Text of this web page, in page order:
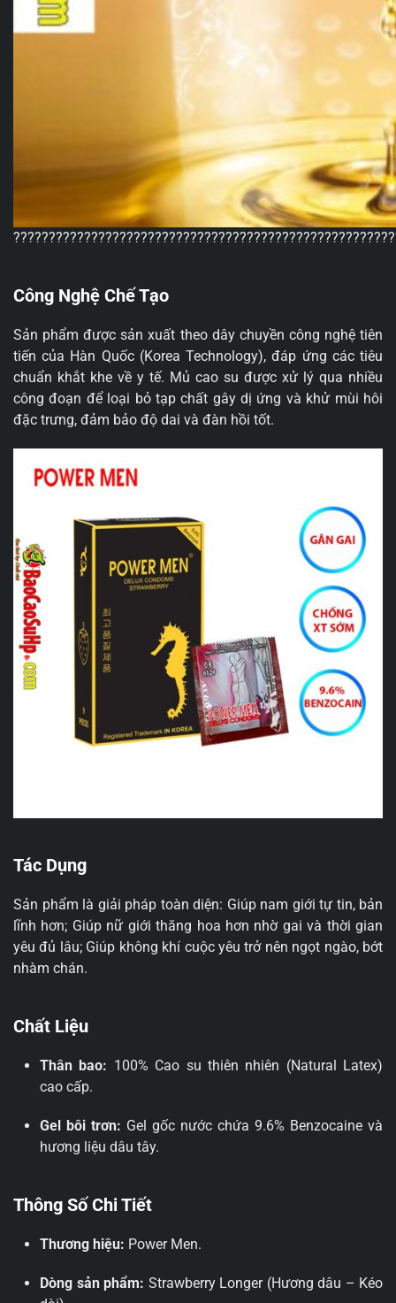
Công Nghệ Chế Tạo
Sản phẩm được sản xuất theo dây chuyền công nghệ tiên
tiến của Hàn Quốc (Korea Technology), đáp ứng các tiêu
chuẩn khắt khe về y tế. Mủ cao su được xử lý qua nhiều
công đoạn để loại bỏ tạp chất gây dị ứng và khử mùi hôi
đặc trưng, đảm bảo độ dai và đàn hồi tốt.
Tác Dụng
Sản phẩm là giải pháp toàn diện: Giúp nam giới tự tin, bản
lĩnh hơn; Giúp nữ giới thăng hoa hơn nhờ gai và thời gian
yêu đủ lâu; Giúp không khí cuộc yêu trở nên ngọt ngào, bớt
nhàm chán.
Chất Liệu
Thân bao: 100% Cao su thiên nhiên (Natural Latex)
cao cấp.
Gel bôi trơn: Gel gốc nước chứa 9.6% Benzocaine và
hương liệu dâu tây.
Thông Số Chi Tiết
Thương hiệu: Power Men.
Dòng sản phẩm: Strawberry Longer (Hương dâu – Kéo